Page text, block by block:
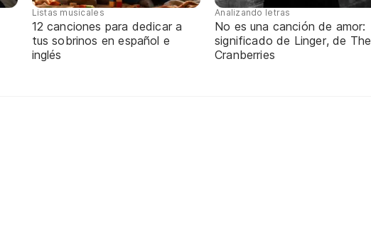
Listas musicales
12 canciones para dedicar a
tus sobrinos en español e
inglés
Analizando letras
No es una canción de amor:
significado de Linger, de The
Cranberries